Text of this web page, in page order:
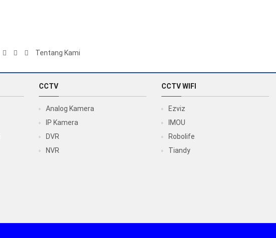
Tentang Kami
CCTV
Analog Kamera
IP Kamera
DVR
NVR
CCTV WIFI
Ezviz
IMOU
Robolife
Tiandy